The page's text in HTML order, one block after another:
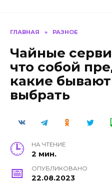
ГЛАВНАЯ » РАЗНОЕ
Чайные
что собой
какие
выбрать
НА ЧТЕНИЕ
2 мин.
ОПУБЛИКОВАНО
22.08.2023